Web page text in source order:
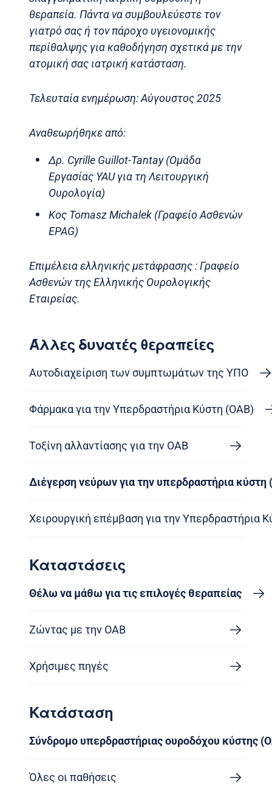
θεραπεία. Πάντα να συμβουλεύεστε τον
γιατρό σας ή τον πάροχο υγειονομικής
περίθαλψης για καθοδήγηση σχετικά με την
ατομική σας ιατρική κατάσταση.
Τελευταία ενημέρωση: Αύγουστος 2025
Αναθεωρήθηκε από:
Δρ. Cyrille Guillot-Tantay (Ομάδα
Εργασίας YAU για τη Λειτουργική
Ουρολογία)
Κος Tomasz Michalek (Γραφείο Ασθενών
EPAG)
Επιμέλεια ελληνικής μετάφρασης : Γραφείο
Ασθενών της Ελληνικής Ουρολογικής
Εταιρείας.
Άλλες δυνατές θεραπείες
Αυτοδιαχείριση των συμπτωμάτων της ΥΠΟ
Φάρμακα για την Υπερδραστήρια Κύστη (OAB)
Τοξίνη αλλαντίασης για την OAB
Διέγερση νεύρων για την υπερδραστήρια κύστη
Χειρουργική επέμβαση για την Υπερδραστήρια
Καταστάσεις
Θέλω να μάθω για τις επιλογές θεραπείας
Ζώντας με την OAB
Χρήσιμες πηγές
Κατάσταση
Σύνδρομο υπερδραστήριας ουροδόχου κύστης
Όλες οι παθήσεις